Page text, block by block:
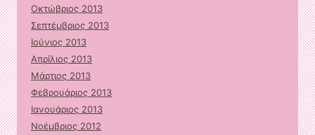
Οκτώβριος 2013
Σεπτέμβριος 2013
Ιούνιος 2013
Απρίλιος 2013
Μάρτιος 2013
Φεβρουάριος 2013
Ιανουάριος 2013
Νοέμβριος 2012